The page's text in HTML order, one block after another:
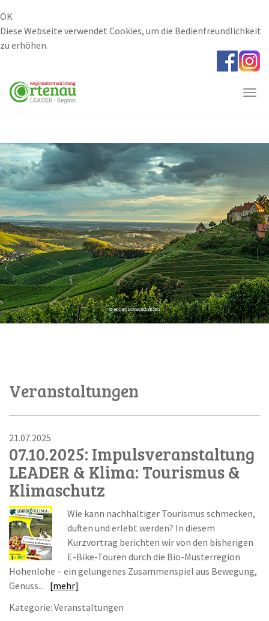
OK
Diese Webseite verwendet Cookies, um die Bedienfreundlichkeit
zu erhöhen.
main
content
Veranstaltungen
21.07.2025
07.10.2025: Impulsveranstaltung
LEADER & Klima: Tourismus &
Klimaschutz
Wie kann nachhaltiger Tourismus schmecken,
duften und erlebt werden? In diesem
Kurzvortrag berichten wir von den bisherigen
E-Bike-Touren durch die Bio-Musterregion
Hohenlohe – ein gelungenes Zusammenspiel aus Bewegung,
Genuss... [mehr]
Kategorie: Veranstaltungen